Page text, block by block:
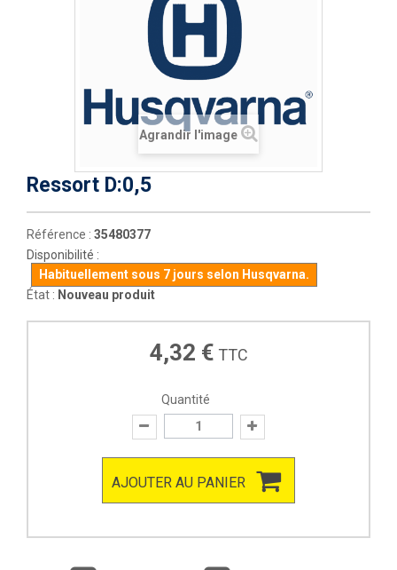
Agrandir l'image
Ressort D:0,5
Référence : 35480377
Disponibilité :
Habituellement sous 7 jours selon Husqvarna.
État : Nouveau produit
4,32 € TTC
Quantité
AJOUTER AU PANIER